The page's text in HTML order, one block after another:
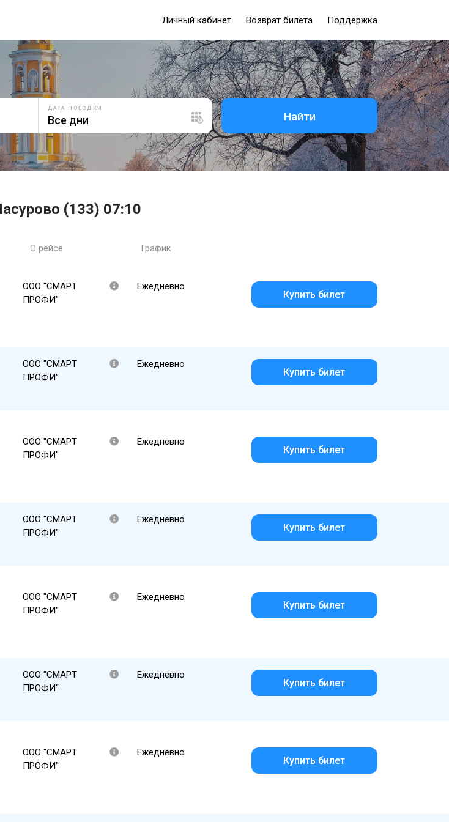
Личный кабинет Возврат билета Поддержка
ДАТА ПОЕЗДКИ
Найти
(133) 07:10
О рейсе График
ООО "СМАРТ
ПРОФИ"
Ежедневно
Купить билет
ООО "СМАРТ
ПРОФИ"
Ежедневно
Купить билет
ООО "СМАРТ
ПРОФИ"
Ежедневно
Купить билет
ООО "СМАРТ
ПРОФИ"
Ежедневно
Купить билет
ООО "СМАРТ
ПРОФИ"
Ежедневно
Купить билет
ООО "СМАРТ
ПРОФИ"
Ежедневно
Купить билет
ООО "СМАРТ
ПРОФИ"
Ежедневно
Купить билет